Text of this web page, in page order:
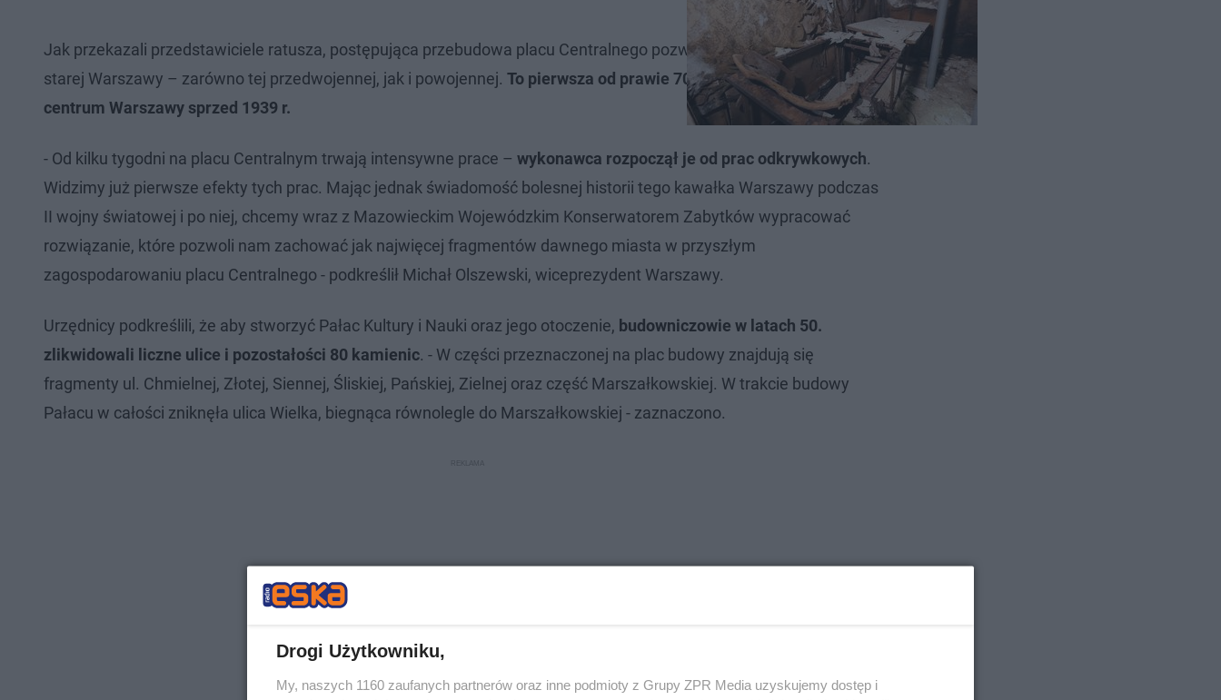
Jak przekazali przedstawiciele ratusza, postępująca przebudowa placu Centralnego pozwala odsłonić pozostałości
starej Warszawy – zarówno tej przedwojennej, jak i powojennej. To pierwsza od prawie 70 lat okazja, by zajrzeć do
centrum Warszawy sprzed 1939 r.
- Od kilku tygodni na placu Centralnym trwają intensywne prace – wykonawca rozpoczął je od prac odkrywkowych.
Widzimy już pierwsze efekty tych prac. Mając jednak świadomość bolesnej historii tego kawałka Warszawy podczas
II wojny światowej i po niej, chcemy wraz z Mazowieckim Wojewódzkim Konserwatorem Zabytków wypracować
rozwiązanie, które pozwoli nam zachować jak najwięcej fragmentów dawnego miasta w przyszłym
zagospodarowaniu placu Centralnego - podkreślił Michał Olszewski, wiceprezydent Warszawy.
Urzędnicy podkreślili, że aby stworzyć Pałac Kultury i Nauki oraz jego otoczenie, budowniczowie w latach 50.
zlikwidowali liczne ulice i pozostałości 80 kamienic. - W części przeznaczonej na plac budowy znajdują się
fragmenty ul. Chmielnej, Złotej, Siennej, Śliskiej, Pańskiej, Zielnej oraz część Marszałkowskiej. W trakcie budowy
Pałacu w całości zniknęła ulica Wielka, biegnąca równolegle do Marszałkowskiej - zaznaczono.
Drogi Użytkowniku,
My, naszych 1160 zaufanych partnerów oraz inne podmioty z Grupy ZPR Media uzyskujemy dostęp i